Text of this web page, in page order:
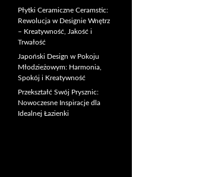
Płytki Ceramiczne Ceramstic:
Rewolucja w Designie Wnętrz
– Kreatywność, Jakość i
Trwałość
Japoński Design w Pokoju
Młodzieżowym: Harmonia,
Spokój i Kreatywność
Przekształć Swój Prysznic:
Nowoczesne Inspiracje dla
Idealnej Łazienki